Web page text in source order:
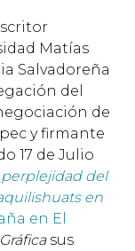
Matías
Salvadoreña
del
de
y firmante
17 de Julio
perplejidad del
en
en El
sus